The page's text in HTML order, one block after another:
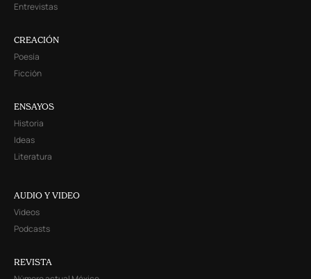
Entrevistas
CREACIÓN
Poesía
Ficción
ENSAYOS
Historia
Ideas
Literatura
AUDIO Y VIDEO
Videos
Podcasts
REVISTA